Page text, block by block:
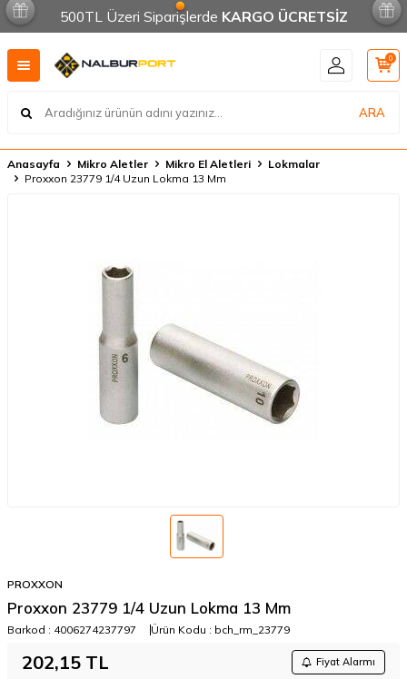
500TL Üzeri Siparişlerde KARGO ÜCRETSİZ
ARA
0
Anasayfa Mikro Aletler Mikro El Aletleri
Lokmalar
Proxxon 23779 1/4 Uzun Lokma 13 Mm
PROXXON
Proxxon 23779 1/4 Uzun Lokma 13 Mm
Barkod : 4006274237797 Ürün Kodu : bch_rm_23779
202,15 TL Fiyat Alarmı